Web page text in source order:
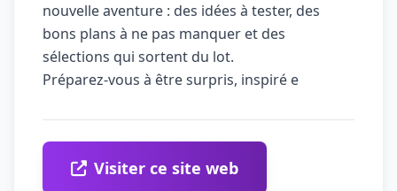
nouvelle aventure : des idées à tester, des
bons plans à ne pas manquer et des
sélections qui sortent du lot.
Préparez-vous à être surpris, inspiré e
Visiter ce site web